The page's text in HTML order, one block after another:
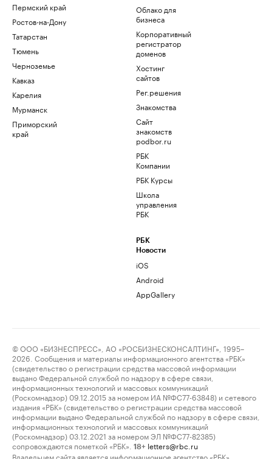
Пермский край
Ростов-на-Дону
Татарстан
Тюмень
Черноземье
Кавказ
Карелия
Мурманск
Приморский
край
Облако для
бизнеса
Корпоративный
регистратор
доменов
Хостинг
сайтов
Рег.решения
Знакомства
Сайт
знакомств
podbor.ru
РБК
Компании
РБК Курсы
Школа
управления
РБК
РБК
Новости
iOS
Android
AppGallery
© ООО «БИЗНЕСПРЕСС», АО «РОСБИЗНЕСКОНСАЛТИНГ», 1995–
2026. Сообщения и материалы информационного агентства «РБК»
(свидетельство о регистрации средства массовой информации
выдано Федеральной службой по надзору в сфере связи,
информационных технологий и массовых коммуникаций
(Роскомнадзор) 09.12.2015 за номером ИА №ФС77-63848) и сетевого
издания «РБК» (свидетельство о регистрации средства массовой
информации выдано Федеральной службой по надзору в сфере связи,
информационных технологий и массовых коммуникаций
(Роскомнадзор) 03.12.2021 за номером ЭЛ №ФС77-82385)
сопровождаются пометкой «РБК».
18+ letters@rbc.ru
Владельцем сайта является информационное агентство «РБК».